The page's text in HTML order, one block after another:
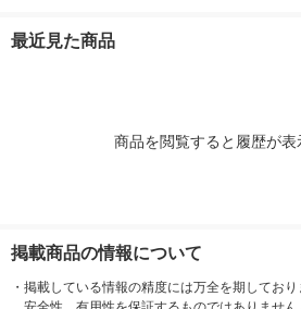
最近見た商品
商品を閲覧すると履歴が表
掲載商品の情報について
・ 掲載している情報の精度には万全を期しており